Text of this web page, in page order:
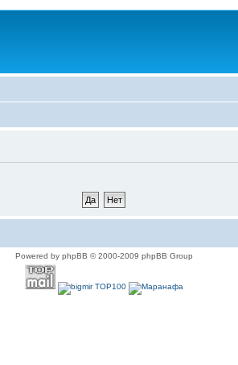
Powered by phpBB © 2000-2009 phpBB Group